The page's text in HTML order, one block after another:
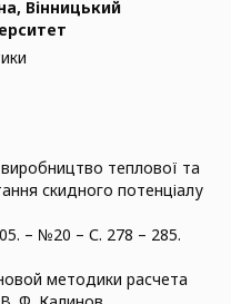
Вінницький
теплової та
скидного потенціалу
– №20 – С. 278 – 285.
методики расчета